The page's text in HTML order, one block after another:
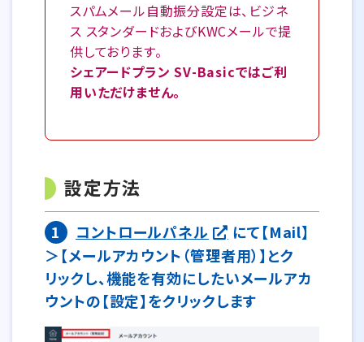
スパムメール自動振分設定は、ビジネ
ス スタンダードおよびKWCメールで提
供しております。
シェアードプラン SV-Basicではご利
用いただけません。
設定方法
1 コントロールパネル
にて【Mail】
＞【メールアカウント（管理者用）】とク
リックし、機能を有効にしたいメールアカ
ウントの【設定】をクリックします